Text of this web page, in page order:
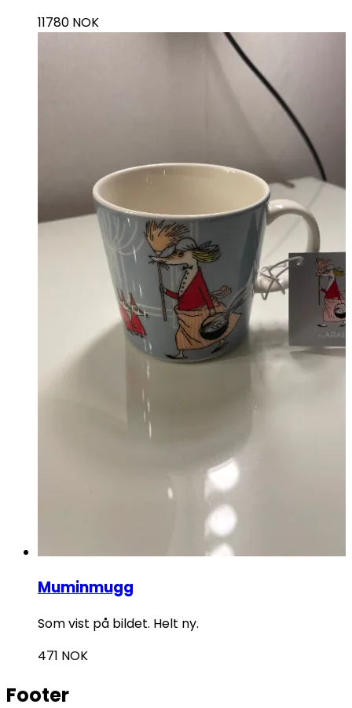
11780 NOK
Muminmugg
Som vist på bildet. Helt ny.
471 NOK
Footer